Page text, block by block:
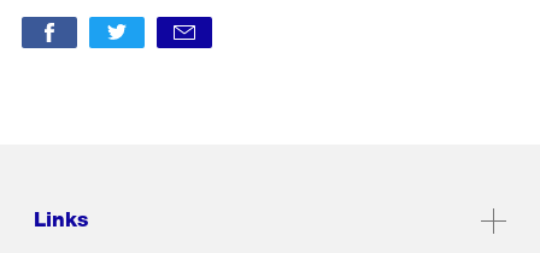
Links